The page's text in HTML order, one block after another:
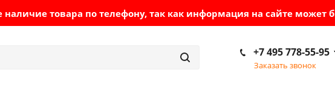
товара по телефону, так как информация на сайте может
+7 495 778-55-95
Заказать звонок